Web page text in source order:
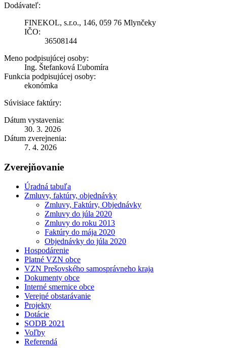
Dodávateľ:
FINEKOL, s.r.o., 146, 059 76 Mlynčeky
IČO:
36508144
Meno podpisujúcej osoby:
Ing. Štefanková Ľubomíra
Funkcia podpisujúcej osoby:
ekonómka
Súvisiace faktúry:
Dátum vystavenia:
30. 3. 2026
Dátum zverejnenia:
7. 4. 2026
Zverejňovanie
Úradná tabuľa
Zmluvy, faktúry, objednávky
Zmluvy, Faktúry, Objednávky
Zmluvy do júla 2020
Zmluvy do roku 2013
Faktúry do mája 2020
Objednávky do júla 2020
Hospodárenie
Platné VZN obce
VZN Prešovského samosprávneho kraja
Dokumenty obce
Interné smernice obce
Verejné obstarávanie
Projekty
Dotácie
SODB 2021
Voľby
Referendá